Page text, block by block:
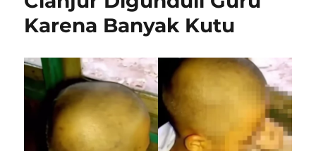
Karena Banyak Kutu